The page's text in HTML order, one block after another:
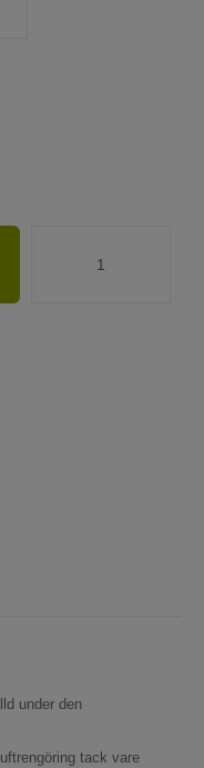
under den
tack vare